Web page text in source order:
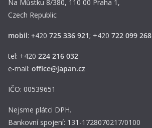
Na Můstku 8/380, 110 00 Praha 1,
Czech Republic
mobil: +420 725 336 921; +420 722 099 268
tel: +420 224 216 032
e-mail: office@japan.cz
IČO: 00539651
Nejsme plátci DPH.
Bankovní spojení: 131-1728070217/0100